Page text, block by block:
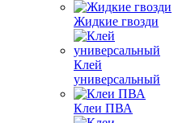
Жидкие гвозди
Клей
универсальный
Клеи ПВА